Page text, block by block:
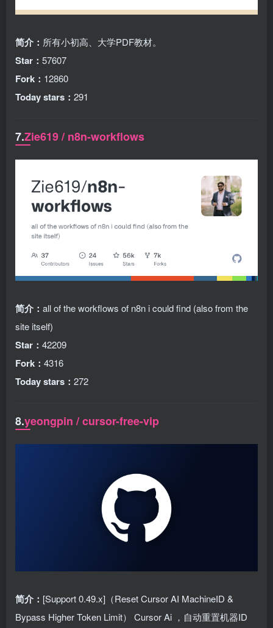
简介： 所有小初高、大学PDF教材。
Star： 57607
Fork： 12860
Today stars： 291
7.Zie619 / n8n-workflows
简介： all of the workflows of n8n i could find (also from the
site itself)
Star： 42209
Fork： 4316
Today stars： 272
8.yeongpin / cursor-free-vip
简介： [Support 0.49.x]（Reset Cursor AI MachineID &
Bypass Higher Token Limit） Cursor Ai ，自动重置机器ID